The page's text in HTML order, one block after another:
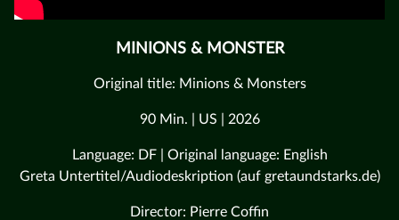
MINIONS & MONSTER
Original title: Minions & Monsters
90 Min. | US | 2026
Language: DF | Original language: English
Greta Untertitel/Audiodeskription (auf gretaundstarks.de)
Director: Pierre Coffin